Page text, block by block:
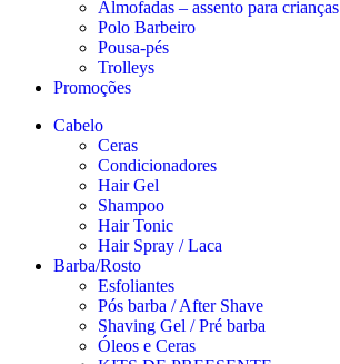
Almofadas – assento para crianças
Polo Barbeiro
Pousa-pés
Trolleys
Promoções
Cabelo
Ceras
Condicionadores
Hair Gel
Shampoo
Hair Tonic
Hair Spray / Laca
Barba/Rosto
Esfoliantes
Pós barba / After Shave
Shaving Gel / Pré barba
Óleos e Ceras